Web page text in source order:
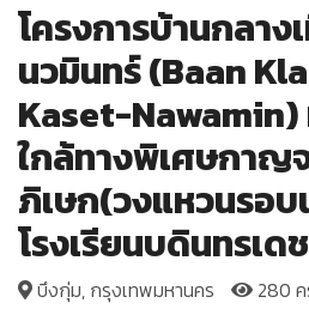
โครงการบ้านกลาง
นวมินทร์ (Baan
Kaset-Nawamin)
ใกล้ทางพิเศษกาญ
ภิเษก(วงแหวนรอ
โรงเรียนบดินทรเด
บึงกุ่ม, กรุงเทพมหานคร 280